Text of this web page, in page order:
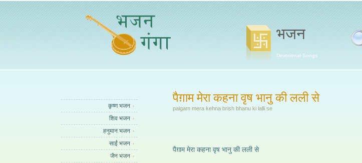
भजन
Devotional Songs
कृष्ण भजन
शिव भजन
हनुमान भजन
साईं भजन
जैन भजन
पैग़ाम मेरा कहना वृष भानु की लली से
paigam mera kehna brish bhanu ki lalli se
पैग़ाम मेरा कहना वृष भानु की लली से